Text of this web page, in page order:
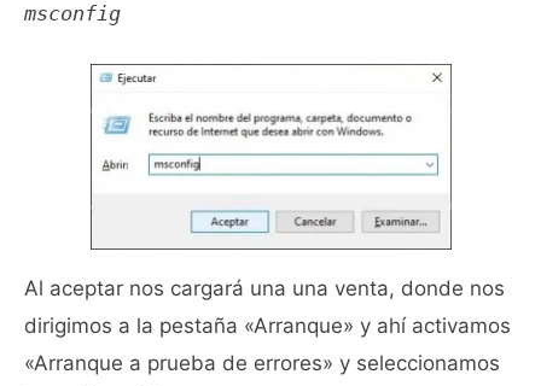
msconfig
Al aceptar nos cargará una una venta, donde nos
dirigimos a la pestaña «Arranque» y ahí activamos
«Arranque a prueba de errores» y seleccionamos